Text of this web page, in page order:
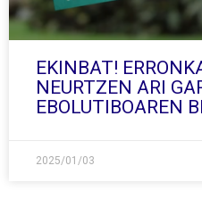
EKINBAT!
NEURTZEN ARI
EBOLUTIBOAREN
2025/01/03